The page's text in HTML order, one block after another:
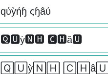
qύỳήɧ ςɧâύ
🆀🆄ỳ🅽🅷 🅲🅷â🆄
🅀🅄ỳ🄽🄷 🄲🄷â🅄